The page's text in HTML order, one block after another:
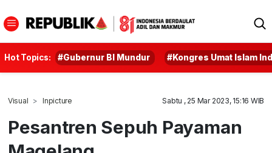
Hot Topics: #Gubernur BI Mundur #Kongres Umat Islam
Visual Inpicture Sabtu , 25 Mar 2023, 15:16 WIB
Pesantren Sepuh Payaman